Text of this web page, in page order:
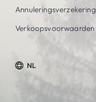
Annuleringsverzekering
Verkoopsvoorwaarden
NL